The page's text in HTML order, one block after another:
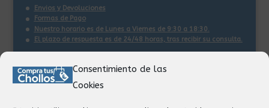
Consentimiento de las
Cookies
Envios y Devoluciones
Formas de Pago
Nuestro horario es de Lunes a Viernes de 9:30 a 18:30.
El plazo de respuesta es de 24/48 horas, tras recibir su consulta.
Contacto: